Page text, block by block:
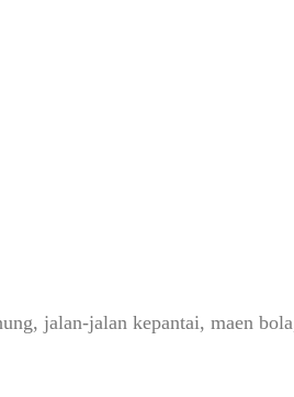
jalan-jalan kepantai, maen